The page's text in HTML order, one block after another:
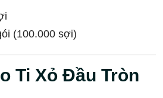
(100.000 sợi)
Ti Xỏ Đầu Tròn